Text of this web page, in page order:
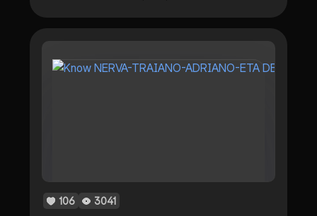
106 3041